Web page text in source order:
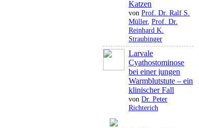
Katzen
von Prof. Dr. Ralf S.
Müller, Prof. Dr.
Reinhard K.
Straubinger
Larvale
Cyathostominose
bei einer jungen
Warmblutstute – ein
klinischer Fall
von Dr. Peter
Richterich